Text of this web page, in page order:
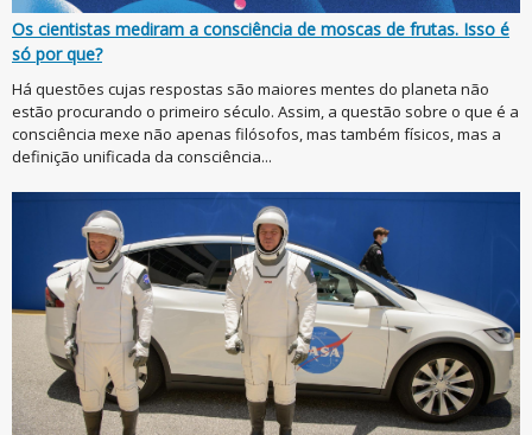
Os cientistas mediram a consciência de moscas de frutas. Isso é
só por que?
Há questões cujas respostas são maiores mentes do planeta não
estão procurando o primeiro século. Assim, a questão sobre o que é a
consciência mexe não apenas filósofos, mas também físicos, mas a
definição unificada da consciência...